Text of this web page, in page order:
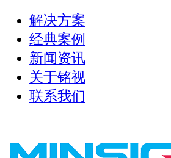
解决方案
经典案例
新闻资讯
关于铭视
联系我们